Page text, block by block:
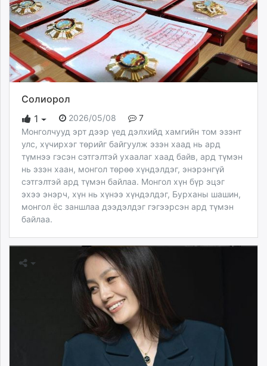
Солиорол
1
2026/05/08
7
Монголчууд эрт дээр үед дэлхийд хамгийн том эзэнт
улс, хүчирхэг төрийг байгуулж эзэн хаад нь ард
түмнээ гэсэн сэтгэлтэй ухаалаг хаад байв, ард түмэн
нь эзэн хаан, монгол төрөө хүндэлдэг, энэрэнгүй
сэтгэлтэй ард түмэн байлаа. Монгол хүн бүр эцэг
эхээ энэрч, хүн нь хүнээ хүндэлдэг, Бурханы шашин,
монгол ёс заншлаа дээдэлдэг гэгээрсэн ард түмэн
байлаа.